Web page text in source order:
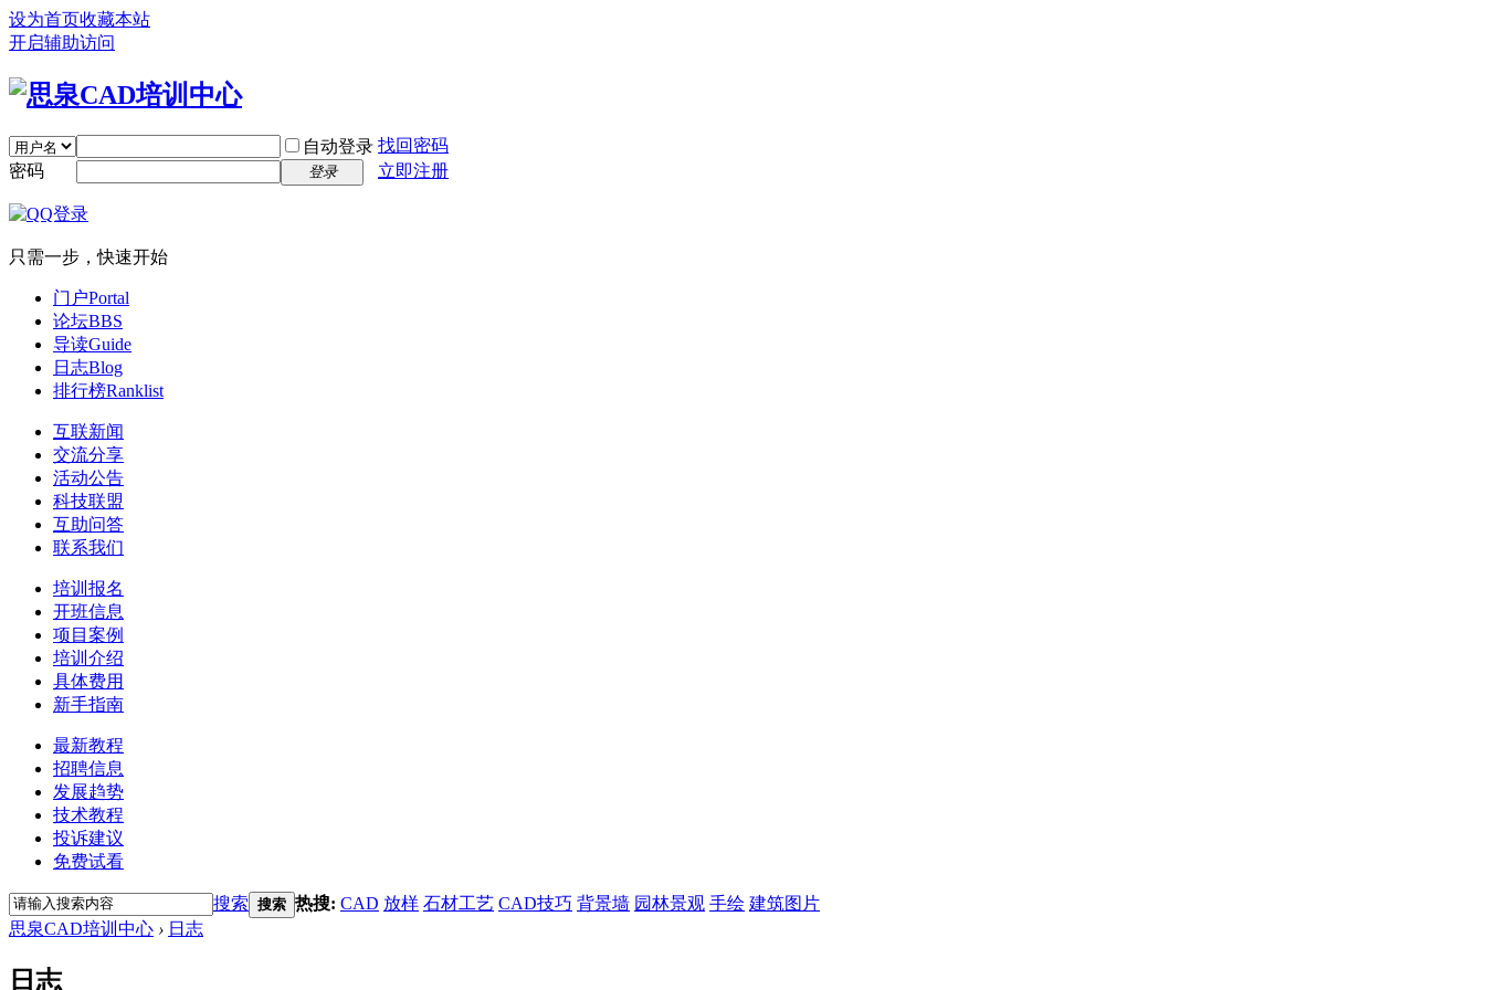
设为首页收藏本站
开启辅助访问
自动登录 找回密码
密码
登录 立即注册
只需一步，快速开始
门户Portal
论坛BBS
导读Guide
日志Blog
排行榜Ranklist
互联新闻
交流分享
活动公告
科技联盟
互助问答
联系我们
培训报名
开班信息
项目案例
培训介绍
具体费用
新手指南
最新教程
招聘信息
发展趋势
技术教程
投诉建议
免费试看
搜索 搜索 热搜: CAD 放样 石材工艺 CAD技巧 背景墙 园林景观 手绘 建筑图片
思泉CAD培训中心 › 日志
日志